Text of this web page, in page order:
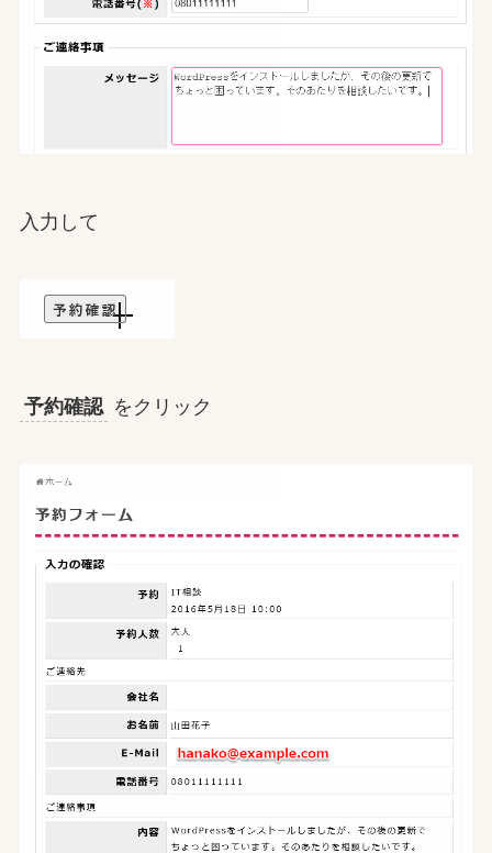
入力して
予約確認 をクリック